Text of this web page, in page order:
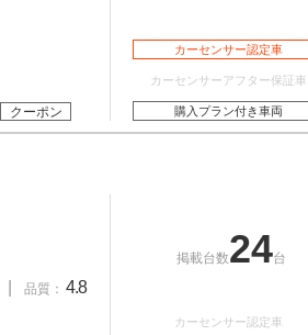
クーポン
カーセンサー認定車
カーセンサーアフター保証車
購入プラン付き車両
品質： 4.8
掲載台数24台
カーセンサー認定車